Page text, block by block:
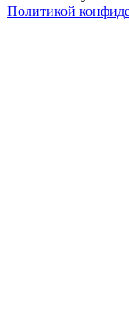
Политикой